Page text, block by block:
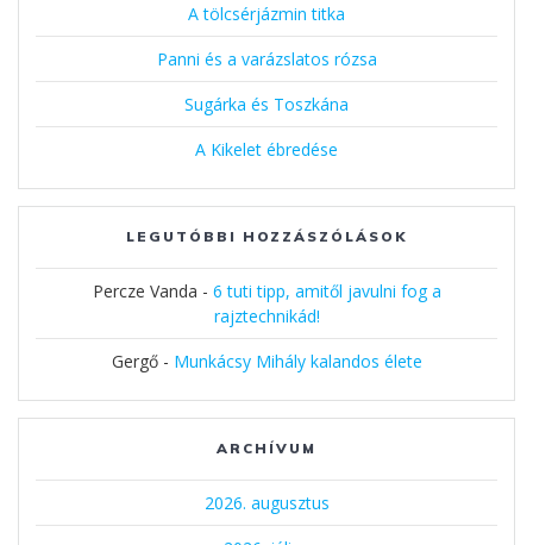
A tölcsérjázmin titka
Panni és a varázslatos rózsa
Sugárka és Toszkána
A Kikelet ébredése
LEGUTÓBBI HOZZÁSZÓLÁSOK
Percze Vanda - 6 tuti tipp, amitől javulni fog a
rajztechnikád!
Gergő- Munkácsy Mihály kalandos élete
ARCHÍVUM
2026. augusztus